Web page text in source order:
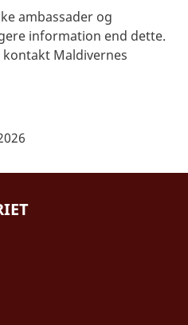
ambassader og
information end dette.
Maldivernes